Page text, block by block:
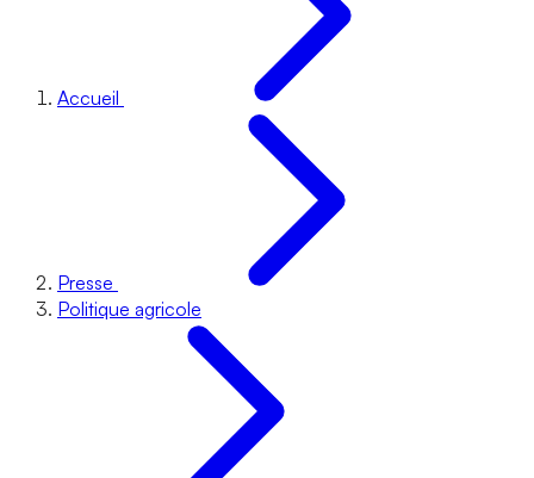
Accueil
Presse
Politique agricole